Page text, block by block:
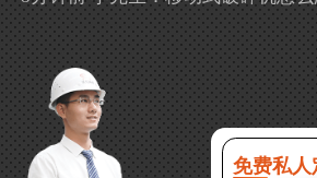
吗？
16分钟前 程先生：破碎生产线出个
么售后服务？
免费私人